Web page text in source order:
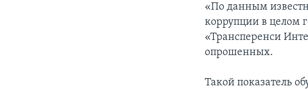
«По данным
коррупции в целом
«Трансперенси
опрошенных.
Такой показатель